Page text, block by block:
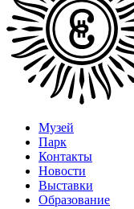
Музей
Парк
Контакты
Новости
Выставки
Образование